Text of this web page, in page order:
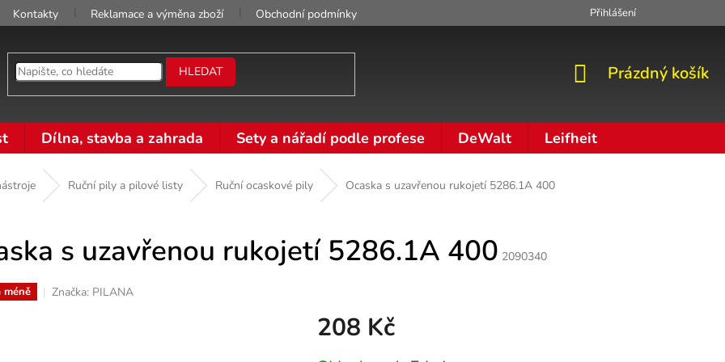
Kontakty Reklamace a výměna zboží Obchodní podmínky Moje objednávka
Přihlášení
HLEDAT
NÁKUPNÍ
Prázdný košík
Dílna, stavba a zahrada Sety a nářadí podle profese DeWalt Leifheit
Ruční pily a pilové listy Ruční ocaskové pily Ocaska s uzavřenou rukojetí 5286.1A 400
s uzavřenou rukojetí 5286.1A 400 2090340
méně Značka: PILANA
208 Kč